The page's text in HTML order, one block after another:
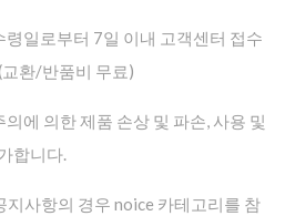
령일로부터 7일 이내 고객센터 접수
교환/반품비 무료)
에 의한 제품 손상 및 파손, 사용 및
합니다.
지사항의 경우 noice 카테고리를 참